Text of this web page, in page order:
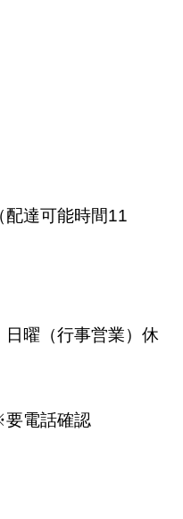
配達可能時間11
日曜（行事営業）休
電話確認